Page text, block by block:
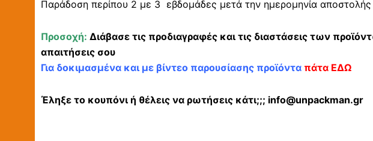
Παράδοση περίπου 2 με 3 εβδομάδες μετά την ημερομηνία
Προσοχή: Διάβασε τις προδιαγραφές και τις διαστάσεις των
απαιτήσεις σου
Για δοκιμασμένα και με βίντεο παρουσίασης προϊόντα πάτα ΕΔΩ
Έληξε το κουπόνι ή θέλεις να ρωτήσεις κάτι;;; info@unpackman.gr